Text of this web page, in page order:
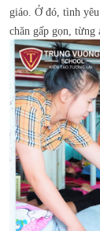
giáo. Ở đó, tình
chăn gấp gọn, từng